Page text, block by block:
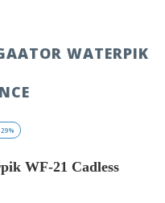
WATERPIK
29%
WF-21 Cadless